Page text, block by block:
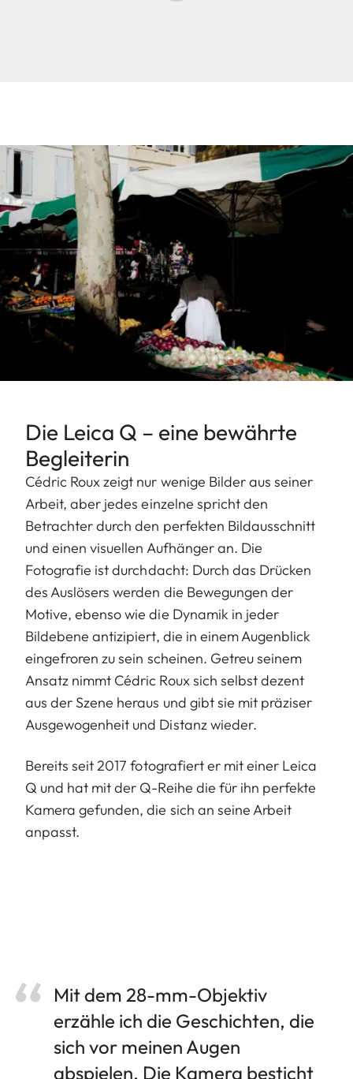
Die Leica Q – eine bewährte
Begleiterin
Cédric Roux zeigt nur wenige Bilder aus seiner
Arbeit, aber jedes einzelne spricht den
Betrachter durch den perfekten Bildausschnitt
und einen visuellen Aufhänger an. Die
Fotografie ist durchdacht: Durch das Drücken
des Auslösers werden die Bewegungen der
Motive, ebenso wie die Dynamik in jeder
Bildebene antizipiert, die in einem Augenblick
eingefroren zu sein scheinen. Getreu seinem
Ansatz nimmt Cédric Roux sich selbst dezent
aus der Szene heraus und gibt sie mit präziser
Ausgewogenheit und Distanz wieder.
Bereits seit 2017 fotografiert er mit einer Leica
Q und hat mit der Q-Reihe die für ihn perfekte
Kamera gefunden, die sich an seine Arbeit
anpasst.
Mit dem 28-mm-Objektiv
erzähle ich die Geschichten, die
sich vor meinen Augen
abspielen. Die Kamera besticht